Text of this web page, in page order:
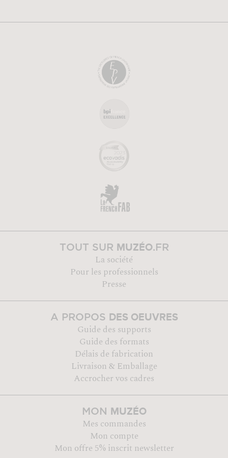
TOUT SUR MUZÉO.FR
La société
Pour les professionnels
Presse
A PROPOS DES OEUVRES
Guide des supports
Guide des formats
Délais de fabrication
Livraison & Emballage
Accrocher vos cadres
MON MUZÉO
Mes commandes
Mon compte
Mon offre 5% inscrit newsletter